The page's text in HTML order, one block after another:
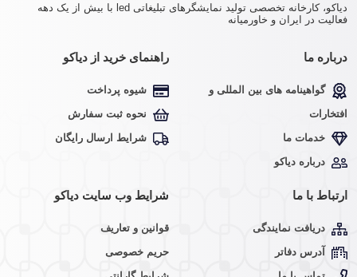
دیاکو، کارخانه تخصصی تولید نمایشگرهای تبلیغاتی led با بیش از یک دهه
فعالیت در ایران و خاورمیانه
درباره ما
گواهینامه های بین المللی و
افتخارات
خدمات ما
درباره دیاکو
راهنمای خرید از دیاکو
شیوه پرداخت
نحوه ثبت سفارش
شرایط ارسال رایگان
ارتباط با ما
دریافت نمایندگی
آدرس دفاتر
شرایط وب سایت دیاکو
قوانین و تعاریف
حریم خصوصی